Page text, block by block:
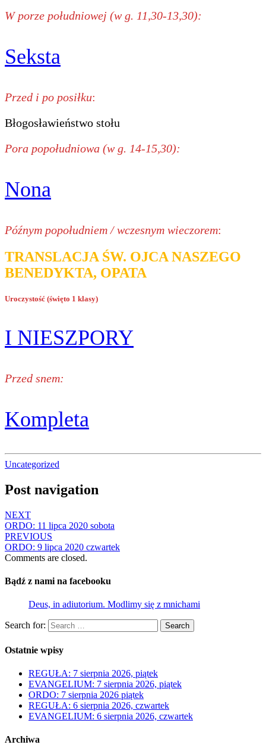
W porze południowej (w g. 11,30-13,30):
Seksta
Przed i po posiłku:
Błogosławieństwo stołu
Pora popołudniowa (w g. 14-15,30):
Nona
Późnym popołudniem / wczesnym wieczorem:
TRANSLACJA ŚW. OJCA NASZEGO
BENEDYKTA, OPATA
Uroczystość (święto 1 klasy)
I NIESZPORY
Przed snem:
Kompleta
Uncategorized
Post navigation
NEXT
ORDO: 11 lipca 2020 sobota
PREVIOUS
ORDO: 9 lipca 2020 czwartek
Comments are closed.
Bądź z nami na facebooku
Deus, in adiutorium. Modlimy się z mnichami
Search for: Search
Ostatnie wpisy
REGUŁA: 7 sierpnia 2026, piątek
EVANGELIUM: 7 sierpnia 2026, piątek
ORDO: 7 sierpnia 2026 piątek
REGUŁA: 6 sierpnia 2026, czwartek
EVANGELIUM: 6 sierpnia 2026, czwartek
Archiwa